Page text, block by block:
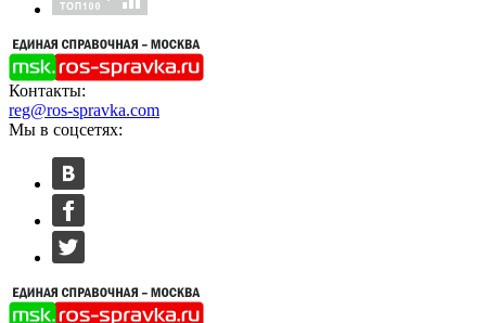
Контакты:
reg@ros-spravka.com
Мы в соцсетях: